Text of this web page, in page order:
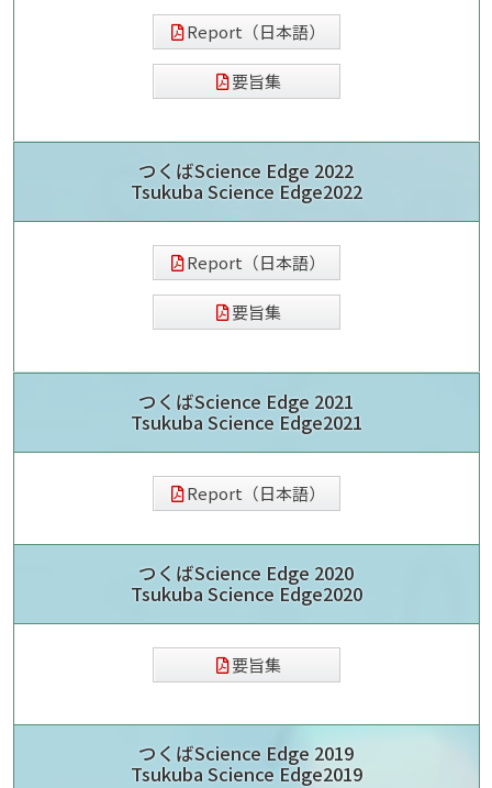
Report（日本語）
要旨集
つくばScience Edge 2022
Tsukuba Science Edge2022
Report（日本語）
要旨集
つくばScience Edge 2021
Tsukuba Science Edge2021
Report（日本語）
つくばScience Edge 2020
Tsukuba Science Edge2020
要旨集
つくばScience Edge 2019
Tsukuba Science Edge2019